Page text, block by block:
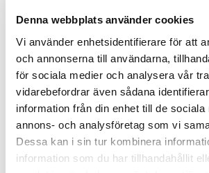
Denna webbplats använder cookies
Vi använder enhetsidentifierare för att
och annonserna till användarna,
för sociala medier och analysera vår
vidarebefordrar även sådana
information från din enhet till de sociala
annons- och analysföretag som vi
Dessa kan i sin tur kombinera
information som du har tillhandahållit
Ethiris NVRN Rack
Racklösningarna finns i
täcka behov av olika
anläggningarna. Dessa
Serie M (Medium) och
ST Lägg i
ETHIRIS NVRN RACK L-7
ArtNr
A299018
Varumärke
Ethiris NVRN Rack
Racklösningarna finns i
täcka behov av olika
anläggningarna. Dessa
Serie M (Medium) och
ST Lägg i
ETHIRIS NVRN RACK L-
ArtNr A299019
Varumärke ETHIRIS